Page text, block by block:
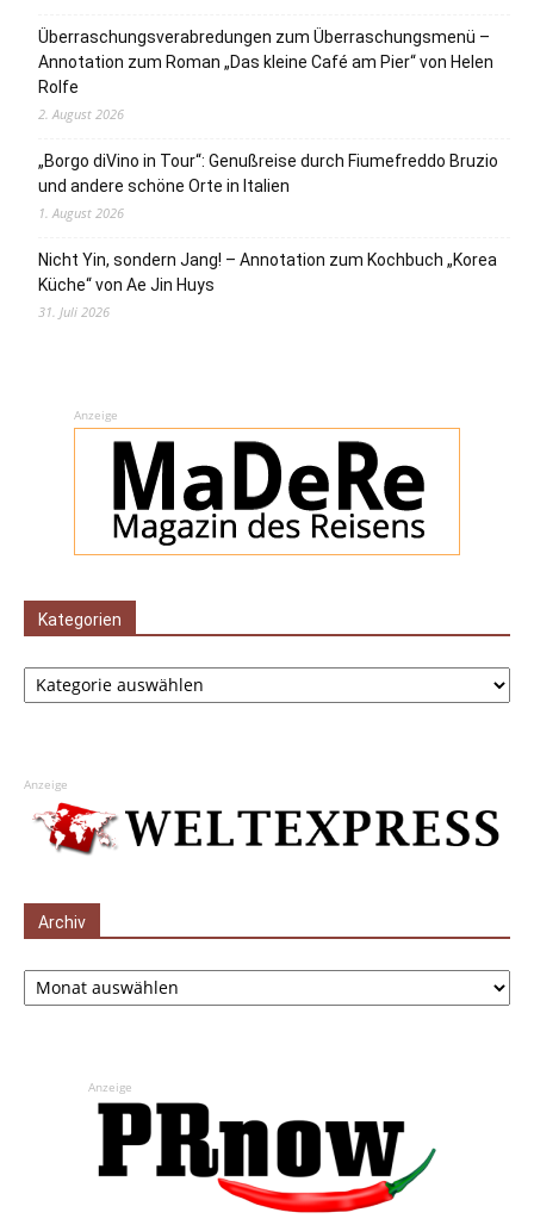
Überraschungsverabredungen zum Überraschungsmenü –
Annotation zum Roman „Das kleine Café am Pier“ von Helen
Rolfe
2. August 2026
„Borgo diVino in Tour“: Genußreise durch Fiumefreddo Bruzio
und andere schöne Orte in Italien
1. August 2026
Nicht Yin, sondern Jang! – Annotation zum Kochbuch „Korea
Küche“ von Ae Jin Huys
31. Juli 2026
Anzeige
Kategorien
Kategorien
Anzeige
Archiv
Archiv
Anzeige